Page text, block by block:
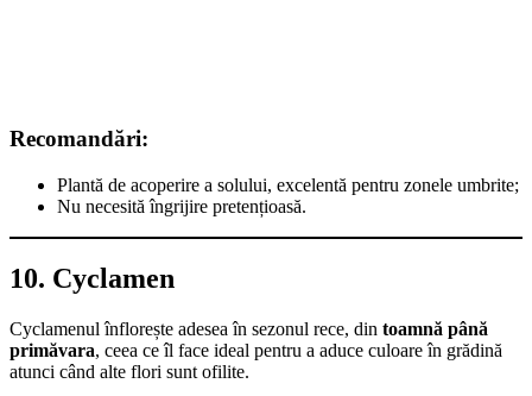
Recomandări:
Plantă de acoperire a solului, excelentă pentru zonele umbrite;
Nu necesită îngrijire pretențioasă.
10. Cyclamen
Cyclamenul înflorește adesea în sezonul rece, din toamnă până
primăvara, ceea ce îl face ideal pentru a aduce culoare în grădină
atunci când alte flori sunt ofilite.